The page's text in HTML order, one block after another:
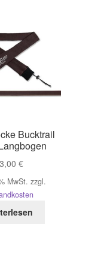
Bucktrail
€
MwSt. zzgl.